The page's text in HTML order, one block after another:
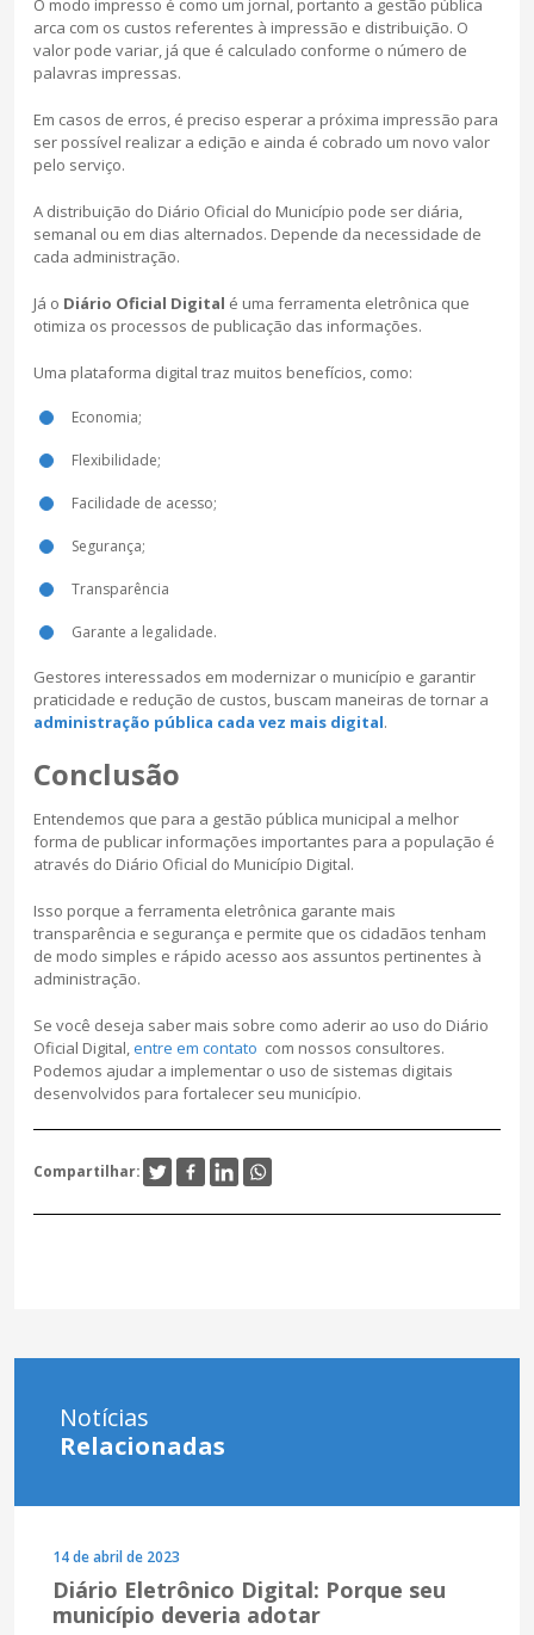
O modo impresso é como um jornal, portanto a gestão pública
arca com os custos referentes à impressão e distribuição. O
valor pode variar, já que é calculado conforme o número de
palavras impressas.
Em casos de erros, é preciso esperar a próxima impressão para
ser possível realizar a edição e ainda é cobrado um novo valor
pelo serviço.
A distribuição do Diário Oficial do Município pode ser diária,
semanal ou em dias alternados. Depende da necessidade de
cada administração.
Já o Diário Oficial Digital é uma ferramenta eletrônica que
otimiza os processos de publicação das informações.
Uma plataforma digital traz muitos benefícios, como:
Economia;
Flexibilidade;
Facilidade de acesso;
Segurança;
Transparência
Garante a legalidade.
Gestores interessados em modernizar o município e garantir
praticidade e redução de custos, buscam maneiras de tornar a
administração pública cada vez mais digital.
Conclusão
Entendemos que para a gestão pública municipal a melhor
forma de publicar informações importantes para a população é
através do Diário Oficial do Município Digital.
Isso porque a ferramenta eletrônica garante mais
transparência e segurança e permite que os cidadãos tenham
de modo simples e rápido acesso aos assuntos pertinentes à
administração.
Se você deseja saber mais sobre como aderir ao uso do Diário
Oficial Digital,entre em contato com nossos consultores.
Podemos ajudar a implementar o uso de sistemas digitais
desenvolvidos para fortalecer seu município.
Compartilhar:
Notícias
Relacionadas
14 de abril de 2023
Diário Eletrônico Digital: Porque seu
município deveria adotar